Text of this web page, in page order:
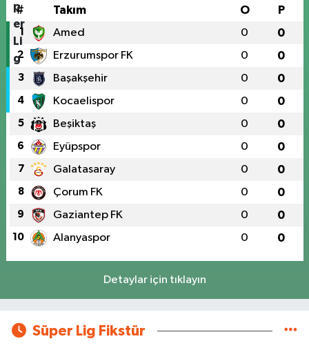
# Takım O P
1 Amed 0 0
2 Erzurumspor FK 0 0
3 Başakşehir 0 0
4 Kocaelispor 0 0
5 Beşiktaş 0 0
6 Eyüpspor 0 0
7 Galatasaray 0 0
8 Çorum FK 0 0
9 Gaziantep FK 0 0
10 Alanyaspor 0 0
Detaylar için tıklayın
Süper Lig Fikstür